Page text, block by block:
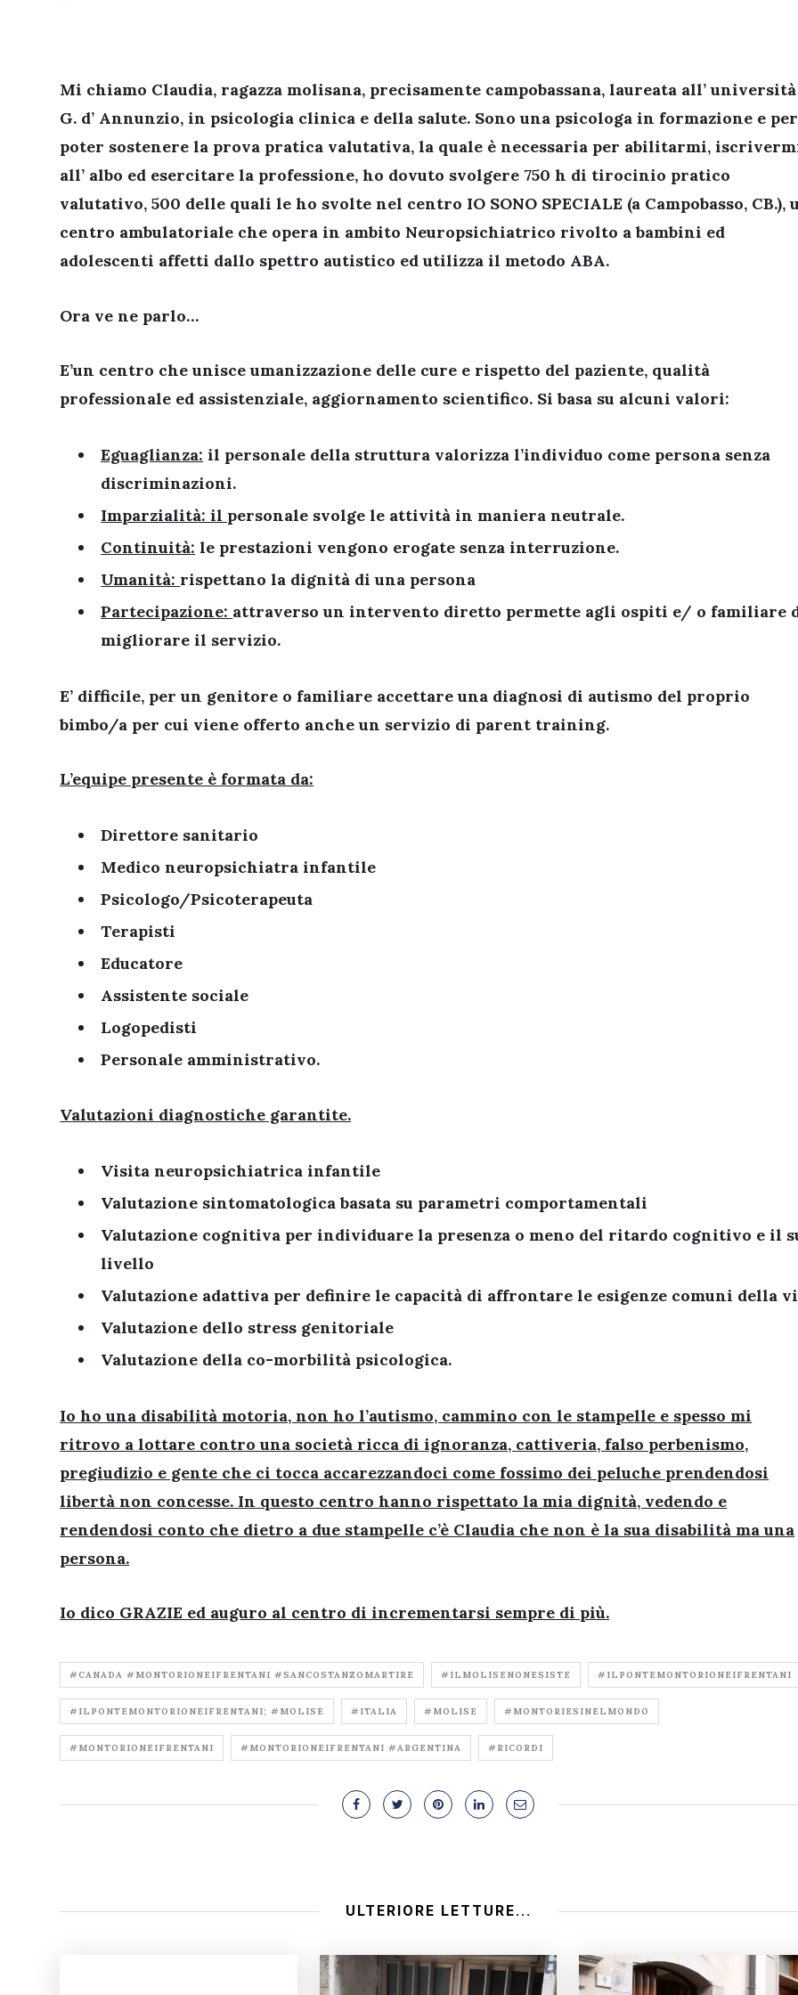
Mi chiamo Claudia, ragazza molisana, precisamente campobassana, laureata all’ università
G. d’ Annunzio, in psicologia clinica e della salute. Sono una psicologa in formazione e per
poter sostenere la prova pratica valutativa, la quale è necessaria per abilitarmi,
all’ albo ed esercitare la professione, ho dovuto svolgere 750 h di tirocinio pratico
valutativo, 500 delle quali le ho svolte nel centro IO SONO SPECIALE (a Campobasso, CB.),
centro ambulatoriale che opera in ambito Neuropsichiatrico rivolto a bambini ed
adolescenti affetti dallo spettro autistico ed utilizza il metodo ABA.
Ora ve ne parlo…
E’un centro che unisce umanizzazione delle cure e rispetto del paziente, qualità
professionale ed assistenziale, aggiornamento scientifico. Si basa su alcuni valori:
Eguaglianza: il personale della struttura valorizza l’individuo come persona senza
discriminazioni.
Imparzialità: il personale svolge le attività in maniera neutrale.
Continuità: le prestazioni vengono erogate senza interruzione.
Umanità: rispettano la dignità di una persona
Partecipazione: attraverso un intervento diretto permette agli ospiti e/ o familiare
migliorare il servizio.
E’ difficile, per un genitore o familiare accettare una diagnosi di autismo del proprio
bimbo/a per cui viene offerto anche un servizio di parent training.
L’equipe presente è formata da:
Direttore sanitario
Medico neuropsichiatra infantile
Psicologo/Psicoterapeuta
Terapisti
Educatore
Assistente sociale
Logopedisti
Personale amministrativo.
Valutazioni diagnostiche garantite.
Visita neuropsichiatrica infantile
Valutazione sintomatologica basata su parametri comportamentali
Valutazione cognitiva per individuare la presenza o meno del ritardo cognitivo e il
livello
Valutazione adattiva per definire le capacità di affrontare le esigenze comuni della
Valutazione dello stress genitoriale
Valutazione della co-morbilità psicologica.
Io ho una disabilità motoria, non ho l’autismo, cammino con le stampelle e spesso mi
ritrovo a lottare contro una società ricca di ignoranza, cattiveria, falso perbenismo,
pregiudizio e gente che ci tocca accarezzandoci come fossimo dei peluche prendendosi
libertà non concesse. In questo centro hanno rispettato la mia dignità, vedendo e
rendendosi conto che dietro a due stampelle c’è Claudia che non è la sua disabilità ma una
persona.
Io dico GRAZIE ed auguro al centro di incrementarsi sempre di più.
#CANADA #MONTORIONEIFRENTANI #SANCOSTANZOMARTIRE #ILMOLISENONESISTE #ILPONTEMONTORIONEIFRENTANI
#ILPONTEMONTORIONEIFRENTANI; #MOLISE #ITALIA #MOLISE #MONTORIESINELMONDO
#MONTORIONEIFRENTANI #MONTORIONEIFRENTANI #ARGENTINA #RICORDI
ULTERIORE LETTURE...